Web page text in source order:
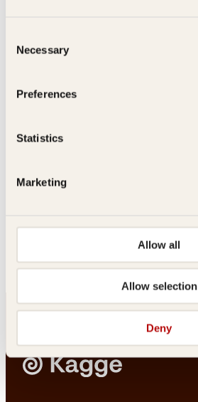
Selection
Necessary
Preferences
Statistics
Marketing
Allow all
Allow selection
Deny
Innbundet
Jens Johannessen, Peder
Les mer